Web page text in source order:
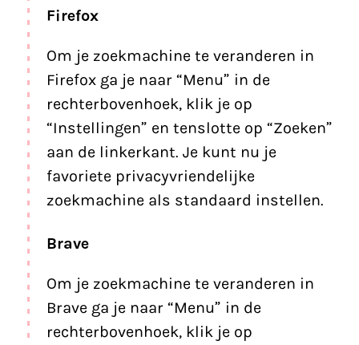
Firefox
Om je zoekmachine te veranderen in
Firefox ga je naar “Menu” in de
rechterbovenhoek, klik je op
“Instellingen” en tenslotte op “Zoeken”
aan de linkerkant. Je kunt nu je
favoriete privacyvriendelijke
zoekmachine als standaard instellen.
Brave
Om je zoekmachine te veranderen in
Brave ga je naar “Menu” in de
rechterbovenhoek, klik je op